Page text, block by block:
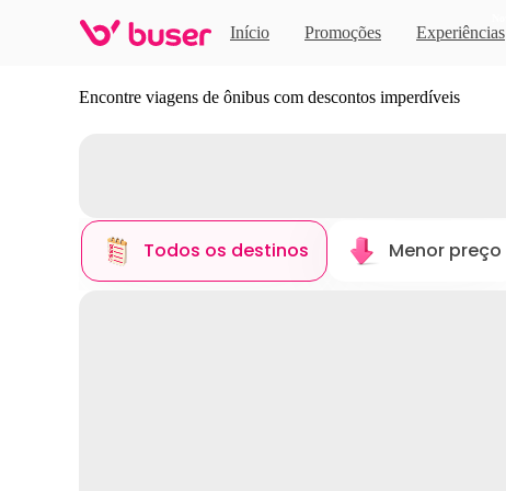
Início Promoções Experiências
Descubra novos destinos
Encontre viagens de ônibus com descontos imperdíveis
Todos os destinos Menor preço